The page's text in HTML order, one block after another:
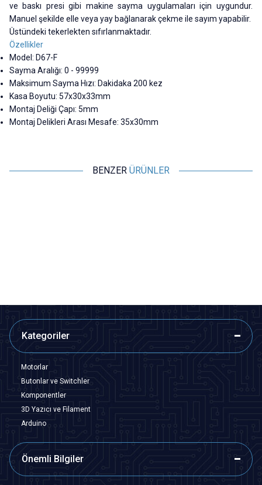
ve baskı presi gibi makine sayma uygulamaları için uygundur.
Manuel şekilde elle veya yay bağlanarak çekme ile sayım yapabilir.
Üstündeki tekerlekten sıfırlanmaktadır.
Özellikler
Model: D67-F
Sayma Aralığı: 0 - 99999
Maksimum Sayma Hızı: Dakidaka 200 kez
Kasa Boyutu: 57x30x33mm
Montaj Deliği Çapı: 5mm
Montaj Delikleri Arası Mesafe: 35x30mm
BENZER ÜRÜNLER
Kategoriler
Motorlar
Butonlar ve Switchler
Komponentler
3D Yazıcı ve Filament
Arduino
Önemli Bilgiler